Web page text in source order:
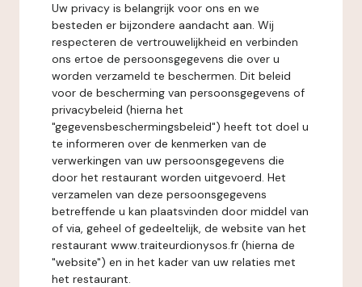
Uw privacy is belangrijk voor ons en we
besteden er bijzondere aandacht aan. Wij
respecteren de vertrouwelijkheid en verbinden
ons ertoe de persoonsgegevens die over u
worden verzameld te beschermen. Dit beleid
voor de bescherming van persoonsgegevens of
privacybeleid (hierna het
"gegevensbeschermingsbeleid") heeft tot doel u
te informeren over de kenmerken van de
verwerkingen van uw persoonsgegevens die
door het restaurant worden uitgevoerd. Het
verzamelen van deze persoonsgegevens
betreffende u kan plaatsvinden door middel van
of via, geheel of gedeeltelijk, de website van het
restaurant www.traiteurdionysos.fr (hierna de
"website") en in het kader van uw relaties met
het restaurant.